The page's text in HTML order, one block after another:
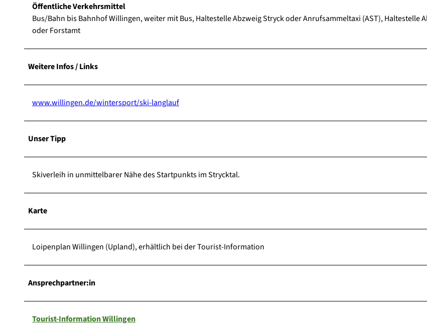
Öffentliche Verkehrsmittel
Bus/Bahn bis Bahnhof Willingen, weiter mit Bus, Haltestelle Abzweig Stryck oder Anrufsammeltaxi (AST), Haltestelle
oder Forstamt
Weitere Infos / Links
www.willingen.de/wintersport/ski-langlauf
Unser Tipp
Skiverleih in unmittelbarer Nähe des Startpunkts im Strycktal.
Karte
Loipenplan Willingen (Upland), erhältlich bei der Tourist-Information
Ansprechpartner:in
Tourist-Information Willingen